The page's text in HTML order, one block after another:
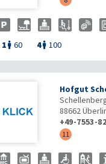
1  60 4 100
Hofgut
88662
+49-7553-
11